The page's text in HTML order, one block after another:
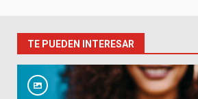
TE PUEDEN INTERESAR